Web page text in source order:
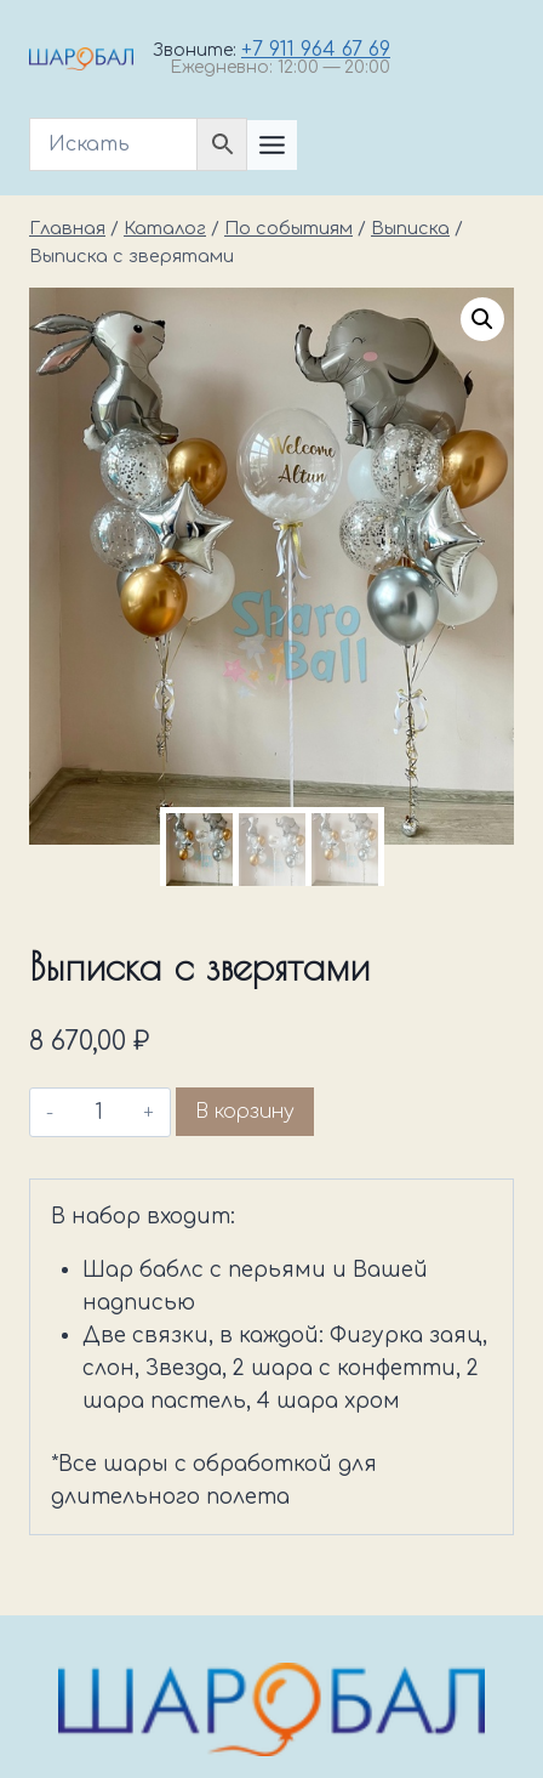
Звоните: +7 911 964 67 69
Ежедневно: 12:00 — 20:00
Главная / Каталог / По событиям / Выписка /
Выписка с зверятами
Выписка с зверятами
8 670,00 ₽
Количество
товара
зверятами
В корзину
В набор входит:
Шар баблс с перьями и Вашей
надписью
Две связки, в каждой: Фигурка заяц,
слон, Звезда, 2 шара с конфетти, 2
шара пастель, 4 шара хром
*Все шары с обработкой для
длительного полета